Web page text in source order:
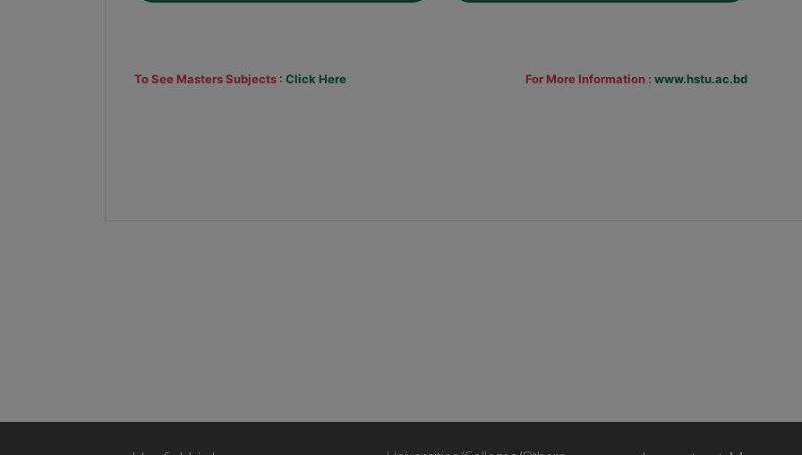
To See Masters Subjects : Click Here For More Information :www.hstu.ac.bd